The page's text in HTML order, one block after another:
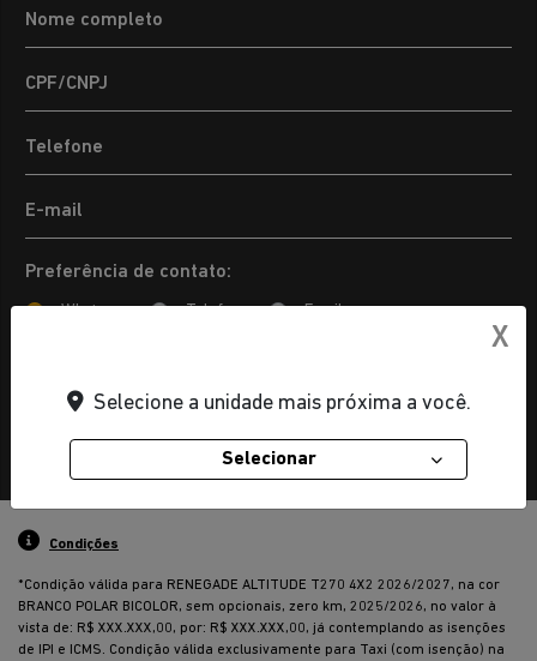
Preferência de contato:
Whatsapp Telefone Email
comunicações da concessionária.
Condições
*Condição válida para RENEGADE ALTITUDE T270 4X2 2026/2027, na cor
BRANCO POLAR BICOLOR, sem opcionais, zero km, 2025/2026, no valor à
vista de: R$ XXX.XXX,00, por: R$ XXX.XXX,00, já contemplando as isenções
de IPI e ICMS. Condição válida exclusivamente para Taxi (com isenção) na
X
Selecione a unidade mais próxima a você.
Selecionar